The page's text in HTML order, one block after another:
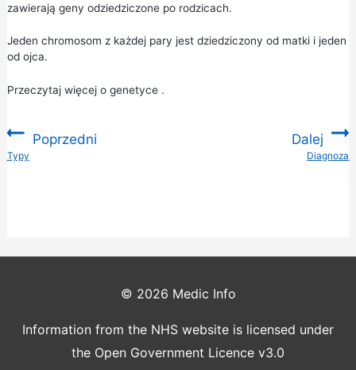
zawierają geny odziedziczone po rodzicach.
Jeden chromosom z każdej pary jest dziedziczony od matki i jeden
od ojca.
Przeczytaj więcej o genetyce.
Poprzedni
:Typy
Dalej
Diagnoza
© 2026 Medic Info
Information from the NHS website is licensed under
the Open Government Licence v3.0